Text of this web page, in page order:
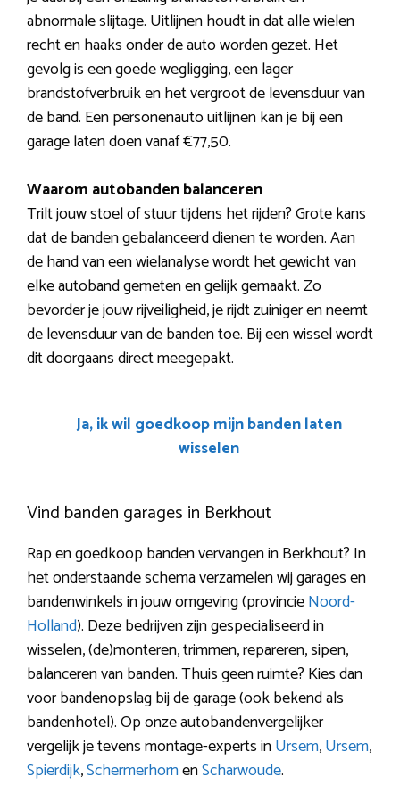
abnormale slijtage. Uitlijnen houdt in dat alle wielen
recht en haaks onder de auto worden gezet. Het
gevolg is een goede wegligging, een lager
brandstofverbruik en het vergroot de levensduur van
de band. Een personenauto uitlijnen kan je bij een
garage laten doen vanaf €77,50.
Waarom autobanden balanceren
Trilt jouw stoel of stuur tijdens het rijden? Grote kans
dat de banden gebalanceerd dienen te worden. Aan
de hand van een wielanalyse wordt het gewicht van
elke autoband gemeten en gelijk gemaakt. Zo
bevorder je jouw rijveiligheid, je rijdt zuiniger en neemt
de levensduur van de banden toe. Bij een wissel wordt
dit doorgaans direct meegepakt.
Ja, ik wil goedkoop mijn banden laten
wisselen
Vind banden garages in Berkhout
Rap en goedkoop banden vervangen in Berkhout? In
het onderstaande schema verzamelen wij garages en
bandenwinkels in jouw omgeving (provincieNoord-
Holland). Deze bedrijven zijn gespecialiseerd in
wisselen, (de)monteren, trimmen, repareren, sipen,
balanceren van banden. Thuis geen ruimte? Kies dan
voor bandenopslag bij de garage (ook bekend als
bandenhotel). Op onze autobandenvergelijker
vergelijk je tevens montage-experts inUrsem,Ursem,
Spierdijk,SchermerhornenScharwoude.